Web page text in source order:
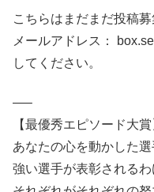
こちらはまだまだ投稿募
メールアドレス：
してください。
—–
【最優秀エピソード大賞
あなたの心を動かした
強い選手が表彰されるわ